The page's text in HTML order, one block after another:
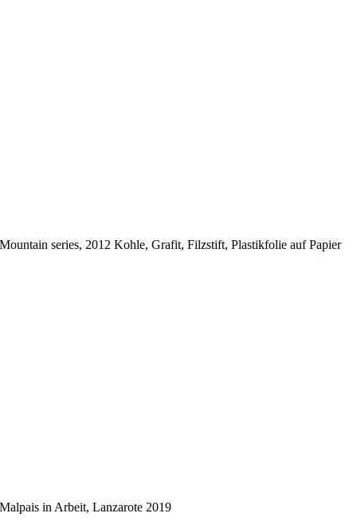
Mountain series, 2012 Kohle, Grafit, Filzstift, Plastikfolie auf Papier
Malpais in Arbeit, Lanzarote 2019